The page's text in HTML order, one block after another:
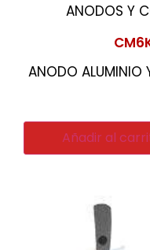
ANODOS Y
ANODO
Añadir al